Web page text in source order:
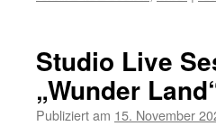
Studio Live
„Wunder
Publiziert am 15. November